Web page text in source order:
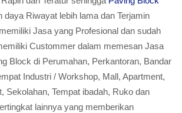
daya Riwayat lebih lama dan Terjamin
Jasa yang Profesional dan sudah
Custommer dalam memesan Jasa
Block di Perumahan, Perkantoran, Bandar
Industri / Workshop, Mall, Apartment,
Sekolahan, Tempat ibadah, Ruko dan
lainnya yang memberikan